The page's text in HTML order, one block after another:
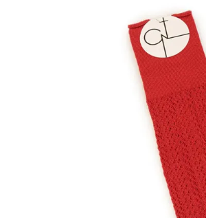
全てのブランド